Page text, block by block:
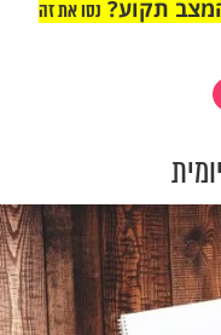
ואם יש לו
אוכלים